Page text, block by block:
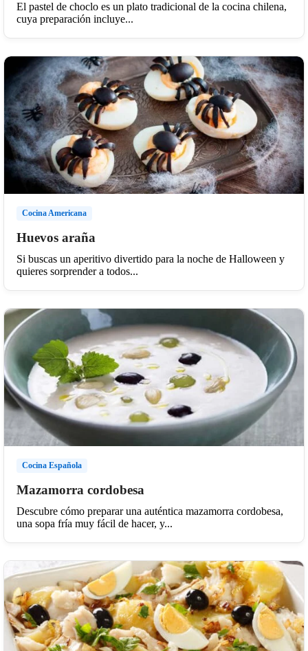
El pastel de choclo es un plato tradicional de la cocina chilena,
cuya preparación incluye...
Cocina Americana
Huevos araña
Si buscas un aperitivo divertido para la noche de Halloween y
quieres sorprender a todos...
Cocina Española
Mazamorra cordobesa
Descubre cómo preparar una auténtica mazamorra cordobesa,
una sopa fría muy fácil de hacer, y...